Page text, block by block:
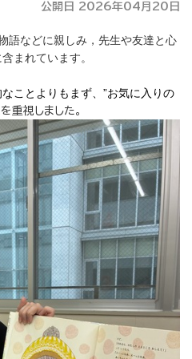
公開日 2026年04月20日
語などに親しみ， 先生や友達と心
まれています。
ことよりもまず、”お気に入りの
重視しました。